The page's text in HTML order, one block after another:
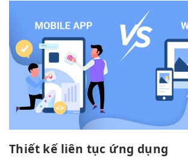
Thiết kế liên tục ứng dụng